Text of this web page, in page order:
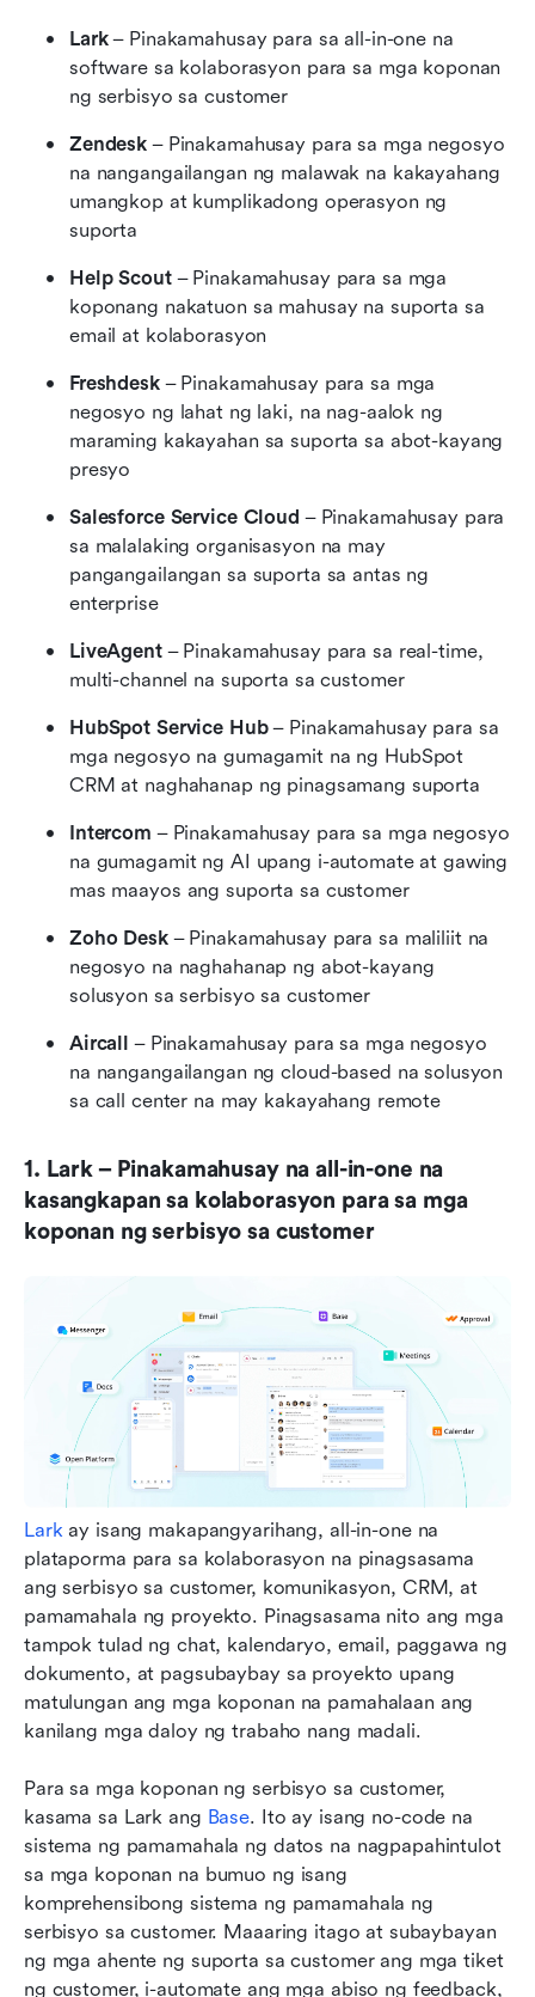
Lark – Pinakamahusay para sa all-in-one na
software sa kolaborasyon para sa mga koponan
ng serbisyo sa customer
Zendesk – Pinakamahusay para sa mga negosyo
na nangangailangan ng malawak na kakayahang
umangkop at kumplikadong operasyon ng
suporta
Help Scout – Pinakamahusay para sa mga
koponang nakatuon sa mahusay na suporta sa
email at kolaborasyon
Freshdesk – Pinakamahusay para sa mga
negosyo ng lahat ng laki, na nag-aalok ng
maraming kakayahan sa suporta sa abot-kayang
presyo
Salesforce Service Cloud – Pinakamahusay para
sa malalaking organisasyon na may
pangangailangan sa suporta sa antas ng
enterprise
LiveAgent – Pinakamahusay para sa real-time,
multi-channel na suporta sa customer
HubSpot Service Hub – Pinakamahusay para sa
mga negosyo na gumagamit na ng HubSpot
CRM at naghahanap ng pinagsamang suporta
Intercom – Pinakamahusay para sa mga negosyo
na gumagamit ng AI upang i-automate at gawing
mas maayos ang suporta sa customer
Zoho Desk – Pinakamahusay para sa maliliit na
negosyo na naghahanap ng abot-kayang
solusyon sa serbisyo sa customer
Aircall – Pinakamahusay para sa mga negosyo
na nangangailangan ng cloud-based na solusyon
sa call center na may kakayahang remote
1. Lark – Pinakamahusay na all-in-one na
kasangkapan sa kolaborasyon para sa mga
koponan ng serbisyo sa customer
Lark ay isang makapangyarihang, all-in-one na
plataporma para sa kolaborasyon na pinagsasama
ang serbisyo sa customer, komunikasyon, CRM, at
pamamahala ng proyekto. Pinagsasama nito ang mga
tampok tulad ng chat, kalendaryo, email, paggawa ng
dokumento, at pagsubaybay sa proyekto upang
matulungan ang mga koponan na pamahalaan ang
kanilang mga daloy ng trabaho nang madali.
Para sa mga koponan ng serbisyo sa customer,
kasama sa Lark ang Base. Ito ay isang no-code na
sistema ng pamamahala ng datos na nagpapahintulot
sa mga koponan na bumuo ng isang
komprehensibong sistema ng pamamahala ng
serbisyo sa customer. Maaaring itago at subaybayan
ng mga ahente ng suporta sa customer ang mga tiket
ng customer, i-automate ang mga abiso ng feedback,